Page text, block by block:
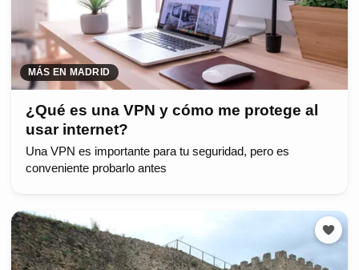
MÁS EN MADRID
¿Qué es una VPN y cómo me protege al
usar internet?
Una VPN es importante para tu seguridad, pero es
conveniente probarlo antes